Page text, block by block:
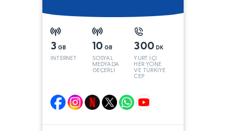
3 GB
İNTERNET
10 GB
SOSYAL
MEDYADA
GEÇERLİ
300 DK
YURT İÇİ
HER YÖNE
VE TÜRKİYE
CEP